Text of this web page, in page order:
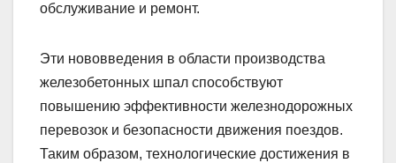
обслуживание и ремонт.
Эти нововведения в области производства
железобетонных шпал способствуют
повышению эффективности железнодорожных
перевозок и безопасности движения поездов.
Таким образом, технологические достижения в